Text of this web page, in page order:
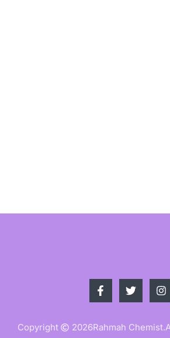
Copyright 2026Rahmah Chemist.